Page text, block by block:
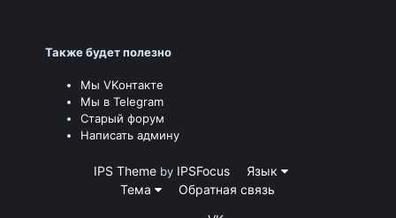
Также будет полезно
Мы VKонтакте
Мы в Telegram
Старый форум
Написать админу
IPS Theme by IPSFocus
Язык
Тема
Обратная связь